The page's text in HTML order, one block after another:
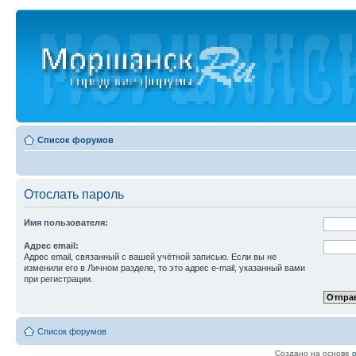
Список форумов
Отослать пароль
Имя пользователя:
Адрес email:
Адрес email, связанный с вашей учётной записью. Если вы не
изменили его в Личном разделе, то это адрес e-mail, указанный вами
при регистрации.
Список форумов
Создано на основе